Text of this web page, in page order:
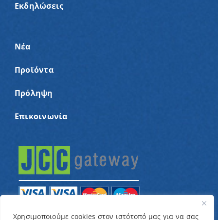
Χρησιμοποιούμε cookies στον ιστότοπό μας για να σας
Εκδηλώσεις
Νέα
Προϊόντα
Πρόληψη
Επικοινωνία